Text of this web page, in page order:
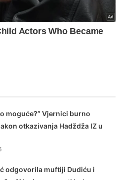
moguće?” Vjernici burno
otkazivanja Hadždža IZ u
odgovorila muftiji Dudiću i